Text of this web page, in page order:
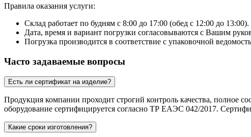
Правила оказания услуги:
Склад работает по будням с 8:00 до 17:00 (обед с 12:00 до 13:00).
Дата, время и вариант погрузки согласовываются с Вашим
Погрузка производится в соответствие с упаковочной
Часто задаваемые вопросы
Есть ли сертификат на изделие?
Продукция компании проходит строгий контроль качества, полное
оборудование сертифицируется согласно ТР ЕАЭС 042/2017.
Какие сроки изготовления?